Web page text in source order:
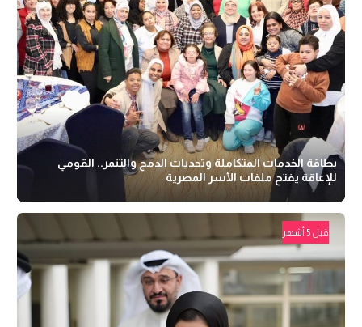
بطاقة الخدمات المتكاملة وتحديات الدمج والتنمر.. القومي
للإعاقة يفتح ملفات الأسر المصرية
قبل 5 أشهر